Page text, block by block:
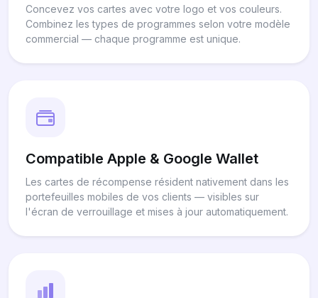
Concevez vos cartes avec votre logo et vos couleurs.
Combinez les types de programmes selon votre modèle
commercial — chaque programme est unique.
Compatible Apple & Google Wallet
Les cartes de récompense résident nativement dans les
portefeuilles mobiles de vos clients — visibles sur
l'écran de verrouillage et mises à jour automatiquement.